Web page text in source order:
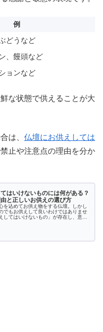
例
どうなど
、饅頭など
ョンなど
な状態で供えることが大
は、 仏壇にお供えしては
止や注意点の理由を分か
はいけないものには何がある？
由と正しいお供えの選び方
を込めてお供え物をする仏壇。しかし
でもお供えして良いわけではありませ
してはいけないもの」が存在し、意図